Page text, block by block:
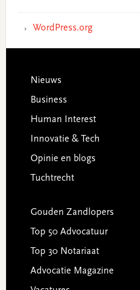
WordPress.org
Footer
Nieuws
Business
Human Interest
Innovatie & Tech
Opinie en blogs
Tuchtrecht
Gouden Zandlopers
Top 50 Advocatuur
Top 30 Notariaat
Advocatie Magazine